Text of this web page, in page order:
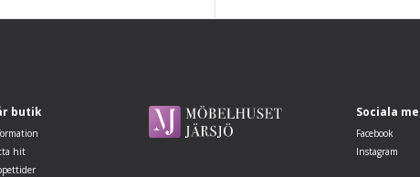
butik
hit
Sociala
Facebook
Instagram